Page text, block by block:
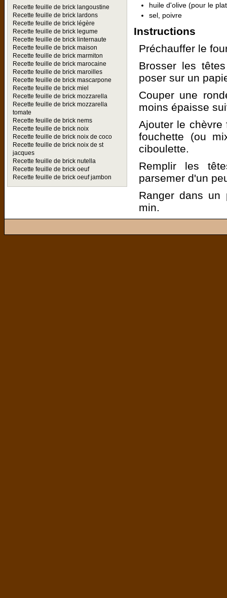
Recette feuille de brick langoustine
Recette feuille de brick lardons
Recette feuille de brick légère
Recette feuille de brick legume
Recette feuille de brick linternaute
Recette feuille de brick maison
Recette feuille de brick marmiton
Recette feuille de brick marocaine
Recette feuille de brick maroilles
Recette feuille de brick mascarpone
Recette feuille de brick miel
Recette feuille de brick mozzarella
Recette feuille de brick mozzarella
tomate
Recette feuille de brick nems
Recette feuille de brick noix
Recette feuille de brick noix de coco
Recette feuille de brick noix de st
jacques
Recette feuille de brick nutella
Recette feuille de brick oeuf
Recette feuille de brick oeuf jambon
huile d'olive (pour le
sel, poivre
Instructions
Préchauffer le
Brosser les
poser sur un
Couper une
moins épaisse
Ajouter le
fouchette (ou
ciboulette.
Remplir les
parsemer d'un
Ranger dans un
min.